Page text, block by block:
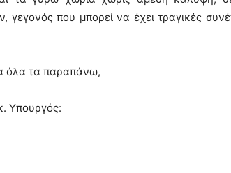
γεγονός που μπορεί να έχει τραγικές
όλα τα παραπάνω,
Υπουργός: